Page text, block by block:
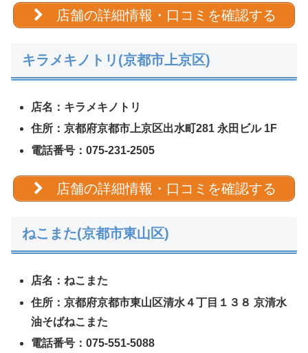
店舗の詳細情報・口コミを確認する
キラメキノトリ(京都市上京区)
店名：キラメキノトリ
住所：京都府京都市上京区出水町281 永田ビル 1F
電話番号：075-231-2505
店舗の詳細情報・口コミを確認する
ねこまた(京都市東山区)
店名：ねこまた
住所：京都府京都市東山区清水４丁目１３８ 京清水
油そばねこまた
電話番号：075-551-5088